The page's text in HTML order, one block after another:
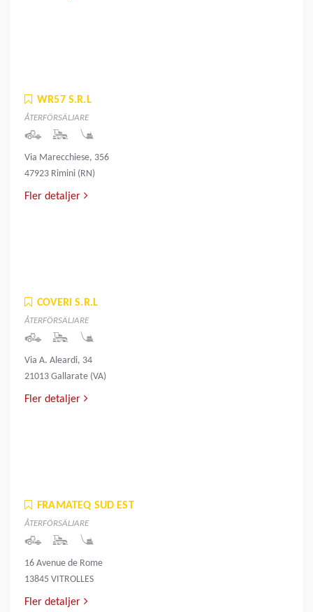
WR57 S.R.L
ÅTERFÖRSÄLJARE
Via Marecchiese, 356
47923 Rimini (RN)
Fler detaljer
COVERI S.R.L
ÅTERFÖRSÄLJARE
Via A. Aleardi, 34
21013 Gallarate (VA)
Fler detaljer
FRAMATEQ SUD EST
ÅTERFÖRSÄLJARE
16 Avenue de Rome
13845 VITROLLES
Fler detaljer